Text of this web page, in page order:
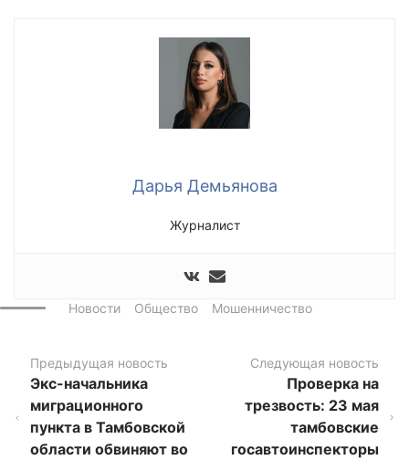
Дарья Демьянова
Журналист
Новости Общество Мошенничество
Предыдущая новость
Экс-начальника
миграционного
пункта в Тамбовской
области обвиняют во
Следующая новость
Проверка на
трезвость: 23 мая
тамбовские
госавтоинспекторы